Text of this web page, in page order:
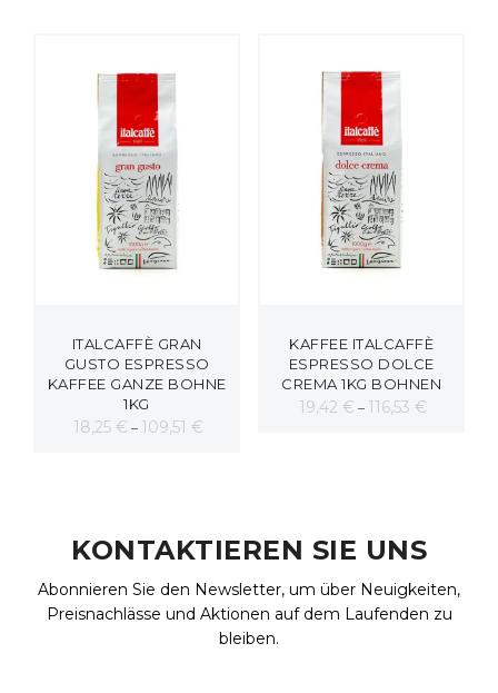
ITALCAFFÈ GRAN
GUSTO ESPRESSO
KAFFEE GANZE BOHNE
1KG
18,25 € – 109,51 €
KAFFEE ITALCAFFÈ
ESPRESSO DOLCE
CREMA 1KG BOHNEN
19,42 € – 116,53 €
KONTAKTIEREN SIE UNS
Abonnieren Sie den Newsletter, um über Neuigkeiten,
Preisnachlässe und Aktionen auf dem Laufenden zu
bleiben.